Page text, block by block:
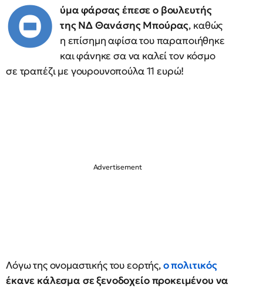
Θ
ύμα φάρσας έπεσε ο βουλευτής
της ΝΔ Θανάσης Μπούρας, καθώς
η επίσημη αφίσα του παραποιήθηκε
και φάνηκε σα να καλεί τον κόσμο
σε τραπέζι με γουρουνοπούλα 11 ευρώ!
Λόγω της ονομαστικής του εορτής,ο πολιτικός
έκανε κάλεσμα σε ξενοδοχείο προκειμένου να